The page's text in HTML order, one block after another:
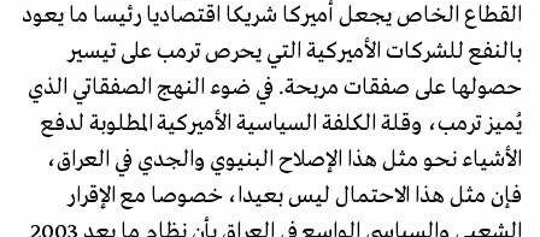
القطاع الخاص يجعل أميركا شريكا اقتصاديا رئيسا ما يعود
بالنفع للشركات الأميركية التي يحرص ترمب على تيسير
حصولها على صفقات مربحة. في ضوء النهج الصفقاتي الذي
يُميز ترمب، وقلة الكلفة السياسية الأميركية المطلوبة لدفع
الأشياء نحو مثل هذا الإصلاح البنيوي والجدي في العراق،
فإن مثل هذا الاحتمال ليس بعيدا، خصوصا مع الإقرار